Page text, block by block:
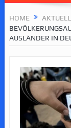
HOME AKTUELL
AUSLÄNDER IN